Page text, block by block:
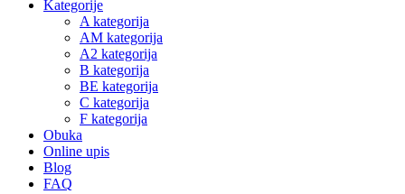
Kategorije
A kategorija
AM kategorija
A2 kategorija
B kategorija
BE kategorija
C kategorija
F kategorija
Obuka
Online upis
Blog
FAQ